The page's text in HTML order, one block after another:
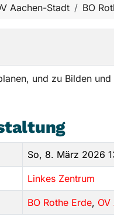
Aachen-Stadt BO
und zu Bilden
So, 8. März 2026
Linkes Zentrum
BO Rothe Erde,